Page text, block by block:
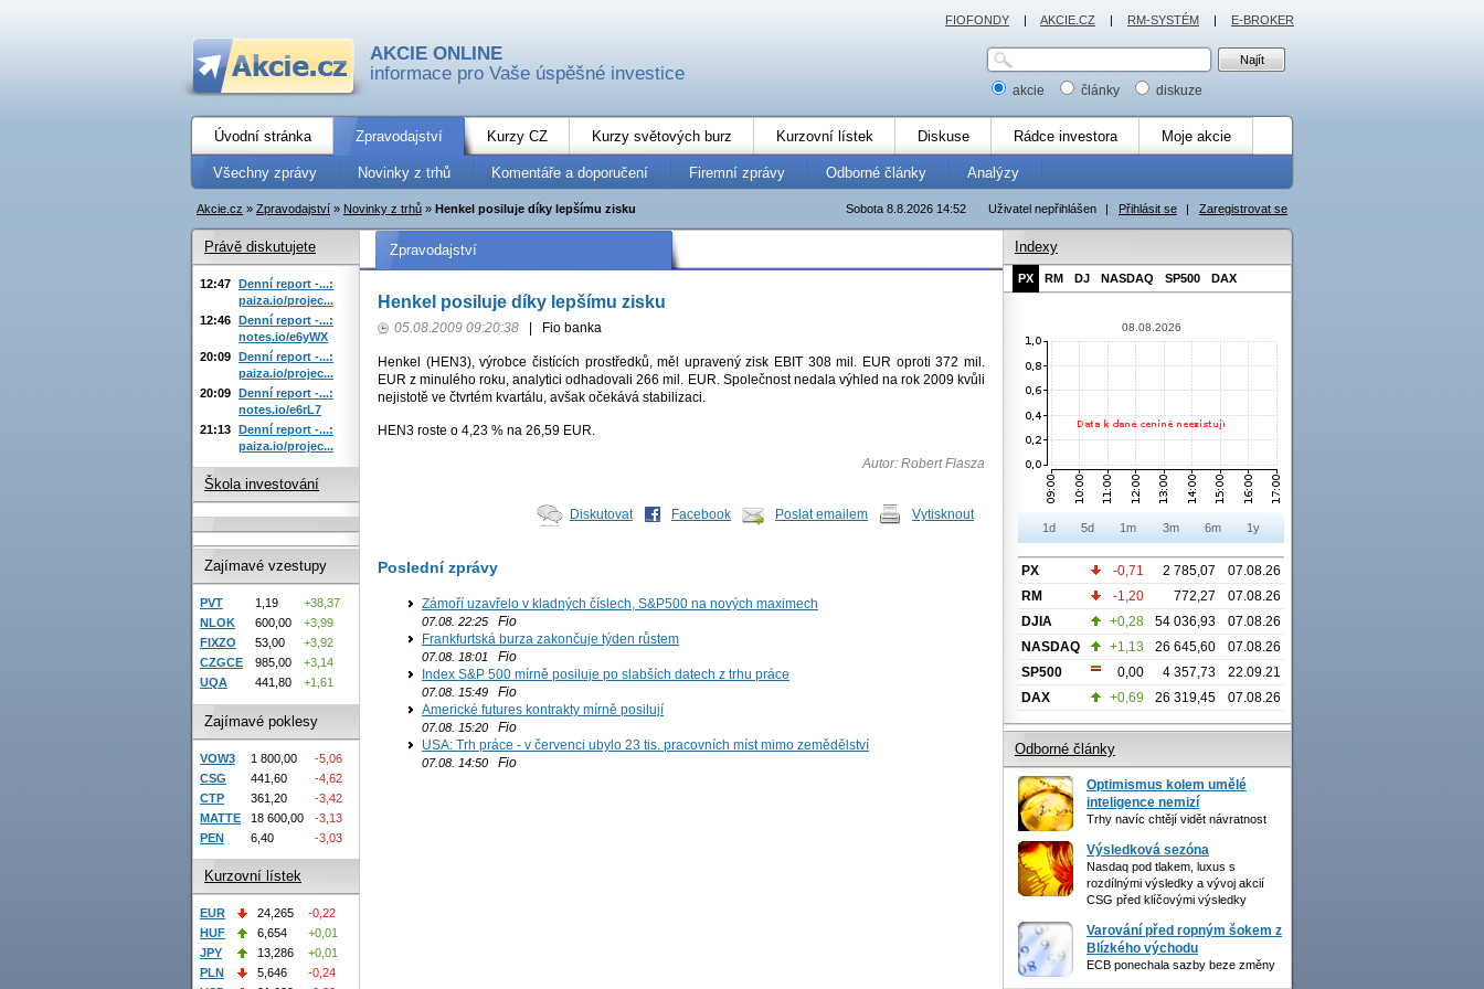
AKCIE ONLINE
informace pro Vaše úspěšné investice
akcie články diskuze
Úvodní stránka Zpravodajství Kurzy CZ Kurzy světových burz Kurzovní lístek Diskuse Rádce investora Moje akcie
Všechny zprávy Novinky z trhů Komentáře a doporučení Firemní zprávy Odborné články Analýzy
Uživatel nepřihlášen | Přihlásit se | Zaregistrovat se
Sobota 8.8.2026 14:52
Akcie.cz » Zpravodajství » Novinky z trhů » Henkel posiluje díky lepšímu zisku
Zpravodajství
Henkel posiluje díky lepšímu zisku
05.08.2009 09:20:38 Fio banka
Henkel (HEN3), výrobce čistících prostředků, měl upravený zisk EBIT 308 mil. EUR oproti 372 mil.
EUR z minulého roku, analytici odhadovali 266 mil. EUR. Společnost nedala výhled na rok 2009 kvůli
nejistotě ve čtvrtém kvartálu, avšak očekává stabilizaci.
HEN3 roste o 4,23 % na 26,59 EUR.
Autor: Robert Flasza
Diskutovat Facebook Poslat emailem Vytisknout
Poslední zprávy
Zámoří uzavřelo v kladných číslech, S&P500 na nových maximech
07.08. 22:25 Fio
Frankfurtská burza zakončuje týden růstem
07.08. 18:01
Fio
Index S&P 500 mírně posiluje po slabších datech z trhu práce
07.08. 15:49 Fio
Americké futures kontrakty mírně posilují
07.08. 15:20 Fio
USA: Trh práce - v červenci ubylo 23 tis. pracovních míst mimo zemědělství
07.08. 14:50 Fio
Právě diskutujete
12:47 Denní report -...:
paiza.io/projec...
12:46 Denní report -...:
notes.io/e6yWX
20:09 Denní report -...:
paiza.io/projec...
20:09 Denní report -...:
notes.io/e6rL7
21:13 Denní report -...:
paiza.io/projec...
Škola investování
Zajímavé vzestupy
PVT 1,19
+38,37
NLOK
600,00
+3,99
FIXZO
53,00
+3,92
CZGCE
985,00
+3,14
UQA
441,80 +1,61
Zajímavé poklesy
VOW3 1 800,00
-5,06
CSG
441,60
-4,62
CTP
361,20
-3,42
MATTE
18 600,00
-3,13
PEN
6,40 -3,03
Kurzovní lístek
EUR 24,265
-0,22
HUF
6,654
+0,01
JPY
13,286
+0,01
PLN
5,646
-0,24
Indexy
PX RM DJ NASDAQ SP500 DAX
08.08.2026
1d 5d 1m 3m 6m 1y
PX -0,71 2 785,07
07.08.26
RM
-1,20 772,27
07.08.26
DJIA
+0,28 54 036,93
07.08.26
NASDAQ
+1,13 26 645,60
07.08.26
SP500
0,00 4 357,73
22.09.21
DAX
+0,69 26 319,45 07.08.26
Odborné články
Optimismus kolem umělé
inteligence nemizí
Trhy navíc chtějí vidět návratnost
Výsledková sezóna
Nasdaq pod tlakem, luxus s
rozdílnými výsledky a vývoj akcií
CSG před klíčovými výsledky
Varování před ropným šokem z
Blízkého východu
ECB ponechala sazby beze změny
FIOFONDY | AKCIE.CZ | RM-SYSTÉM | E-BROKER